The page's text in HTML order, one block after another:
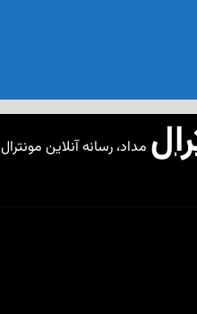
مداد، رسانه آنلاین مونترال